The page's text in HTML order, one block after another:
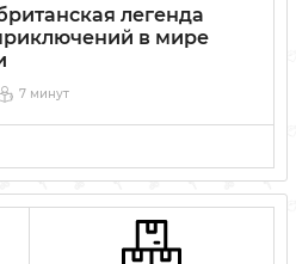
легенда
в мире
7 минут
бренд премиальной
с легендарной историей и
сочетает винтажную
и уникальный характер.